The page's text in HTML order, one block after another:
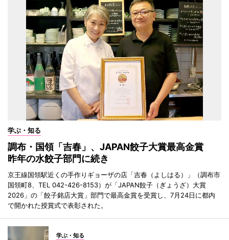
学ぶ・知る
調布・国領「吉春」、JAPAN餃子大賞最高金賞
昨年の水餃子部門に続き
京王線国領駅近くの手作りギョーザの店「吉春（よしはる）」（調布市
国領町8、TEL 042-426-8153）が「JAPAN餃子（ぎょうざ）大賞
2026」の「餃子銘店大賞」部門で最高金賞を受賞し、7月24日に都内
で開かれた授賞式で表彰された。
学ぶ・知る